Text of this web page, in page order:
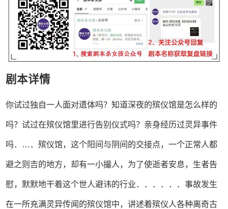
剧本详情
你试过独自一人面对遗体吗？知道深夜的殡仪馆是怎么样的
吗？试过在殡仪馆里进行告别仪式吗？亲身经历过灵异事件
吗．…．殡仪馆，这个阳间与阴间的交接点，一个正常人都
避之则吉的地方，却有一小撮人，为了使逝者安息，生者告
慰，默默地干着这个世人避讳的行业．．．．．．事故发生
在一所充满灵异传闻的殡仪馆中，讲述着殡仪人各种离奇古